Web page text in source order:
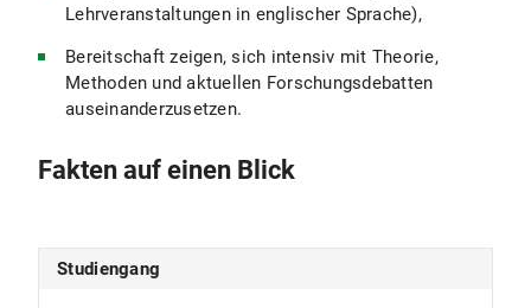
Lehrveranstaltungen in englischer Sprache),
Bereitschaft zeigen, sich intensiv mit Theorie,
Methoden und aktuellen Forschungsdebatten
auseinanderzusetzen.
Fakten auf einen Blick
Studiengang